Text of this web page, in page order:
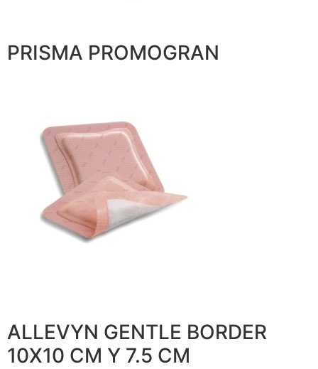
PRISMA PROMOGRAN
ALLEVYN GENTLE BORDER
10X10 CM Y 7.5 CM